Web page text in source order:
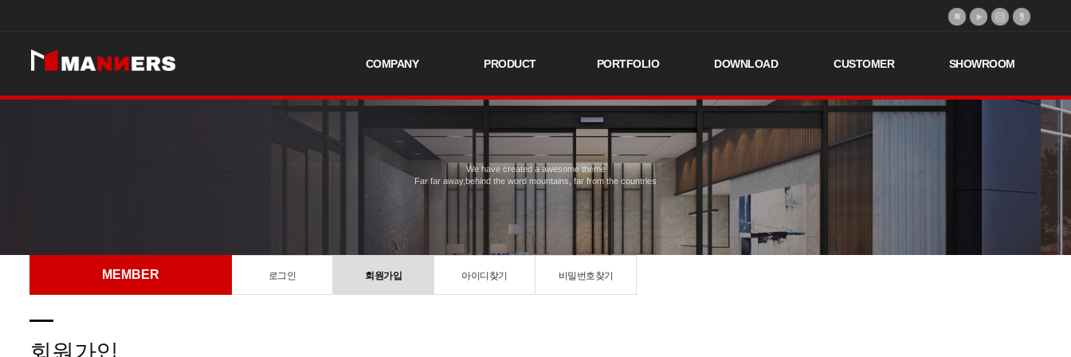
COMPANY PRODUCT PORTFOLIO DOWNLOAD CUSTOMER SHOWROOM
We have created a awesome theme
Far far away,behind the word mountains, far from the countries
MEMBER 로그인 회원가입 아이디찾기 비밀번호찾기
회원가입